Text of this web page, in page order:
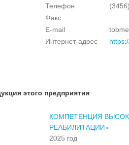
Телефон
Факс
E-mail
Интернет-адрес
этого предприятия
КОМПЕТЕНЦИЯ
РЕАБИЛИТАЦИИ»
2025 год